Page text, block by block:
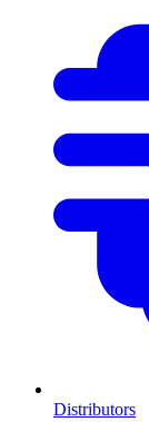
Distributors